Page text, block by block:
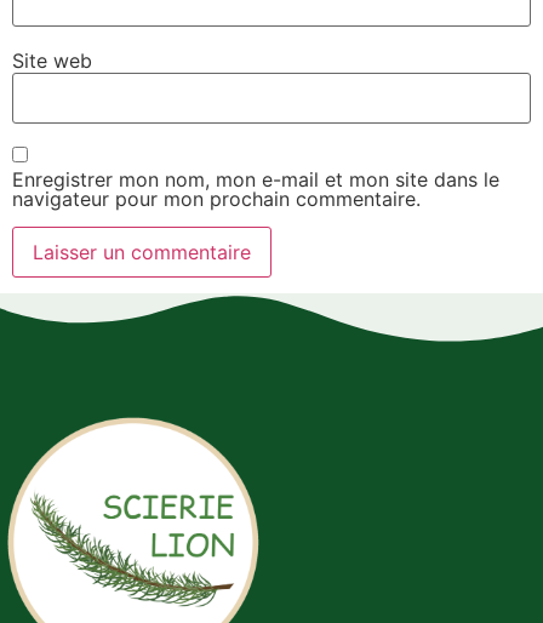
Site web
Enregistrer mon nom, mon e-mail et mon site dans le
navigateur pour mon prochain commentaire.